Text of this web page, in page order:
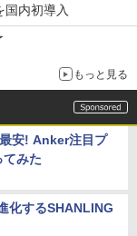
国内初導入
もっと見る
安! Anker注目プ
てみた
化するSHANLING